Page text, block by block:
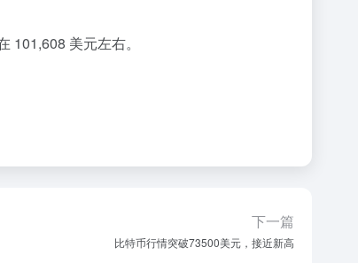
美元左右。
下一篇
比特币行情突破73500美元，接近新高